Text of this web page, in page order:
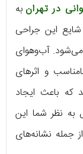
در تهرانبه
این جراحی
می‌شود. آب‌وهوای
و اثرهای
که باعث ایجاد
نظر شما این
جمله نشانه‌های